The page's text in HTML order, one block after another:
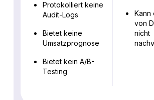
Protokolliert keine
Audit-Logs
Bietet keine
Umsatzprognose
Bietet kein A/B-
Testing
Kann
von
nicht